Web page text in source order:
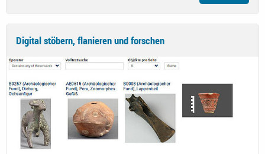
Digital stöbern, flanieren und forschen